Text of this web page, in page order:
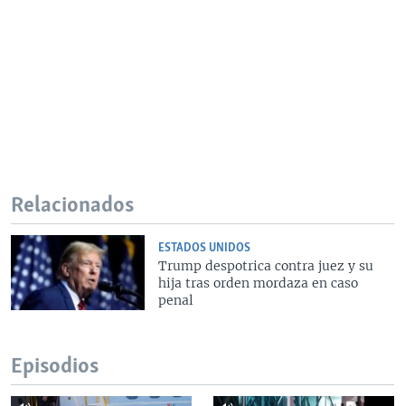
Relacionados
ESTADOS UNIDOS
Trump despotrica contra juez y su
hija tras orden mordaza en caso
penal
Episodios